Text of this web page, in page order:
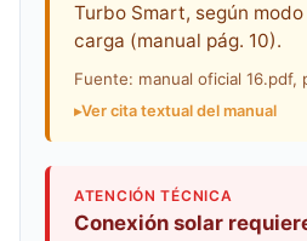
Turbo Smart, según
carga (manual pág. 10).
Fuente: manual oficial 16.pdf,
Ver cita textual del manual
ATENCIÓN TÉCNICA
Conexión solar